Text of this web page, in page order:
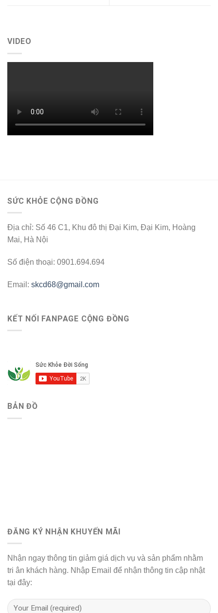
VIDEO
SỨC KHỎE CỘNG ĐỒNG
Địa chỉ: Số 46 C1, Khu đô thị Đại Kim, Đại Kim, Hoàng
Mai, Hà Nội
Số điện thoại: 0901.694.694
Email: skcd68@gmail.com
KẾT NỐI FANPAGE CỘNG ĐỒNG
BẢN ĐỒ
ĐĂNG KÝ NHẬN KHUYẾN MÃI
Nhận ngay thông tin giảm giá dịch vụ và sản phẩm nhằm
tri ân khách hàng. Nhập Email để nhận thông tin cập nhật
tại đây: